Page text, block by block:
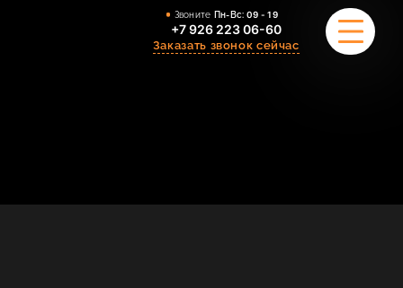
Звоните Пн-Вс: 09 - 19
+7 926 223 06-60
Заказать звонок сейчас